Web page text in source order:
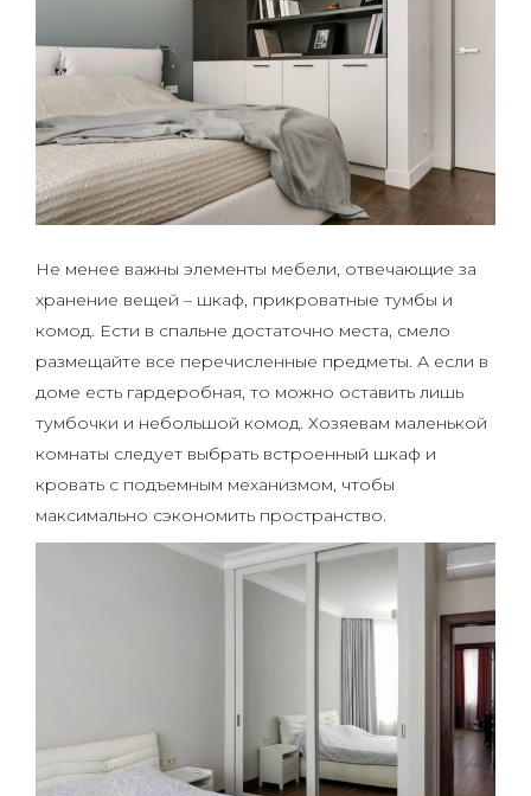
Не менее важны элементы мебели, отвечающие за
хранение вещей – шкаф, прикроватные тумбы и
комод. Ести в спальне достаточно места, смело
размещайте все перечисленные предметы. А если в
доме есть гардеробная, то можно оставить лишь
тумбочки и небольшой комод. Хозяевам маленькой
комнаты следует выбрать встроенный шкаф и
кровать с подъемным механизмом, чтобы
максимально сэкономить пространство.